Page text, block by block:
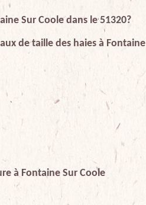
Sur Coole dans le 51320?
de taille des haies à Fontaine
à Fontaine Sur Coole